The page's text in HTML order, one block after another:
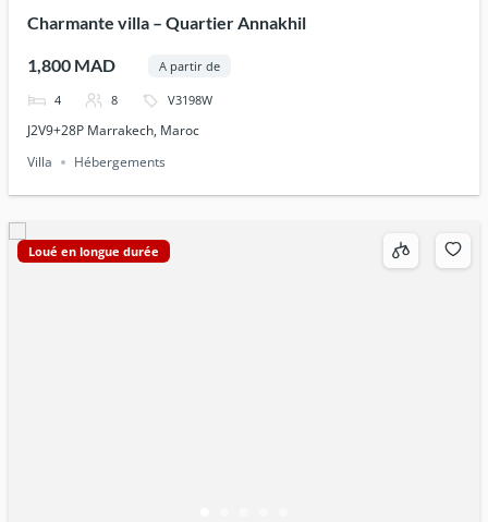
Charmante villa – Quartier Annakhil
1,800 MAD A partir de
4 8 V3198W
J2V9+28P Marrakech, Maroc
Villa
Hébergements
Loué en longue durée